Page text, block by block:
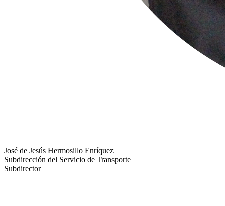
José de Jesús Hermosillo Enríquez
Subdirección del Servicio de Transporte
Subdirector